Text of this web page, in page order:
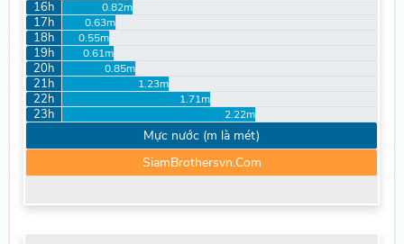
16h 0.82m
17h 0.63m
18h 0.55m
19h 0.61m
20h 0.85m
21h 1.23m
22h 1.71m
23h 2.22m
Mực nước (m là mét)
SiamBrothersvn.Com